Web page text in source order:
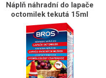
Náplň náhradní do lapače
octomilek tekutá 15ml
BROS